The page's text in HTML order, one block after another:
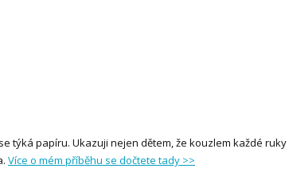
týká papíru. Ukazuji nejen dětem, že kouzlem každé ruky
Více o mém příběhu se dočtete tady >>